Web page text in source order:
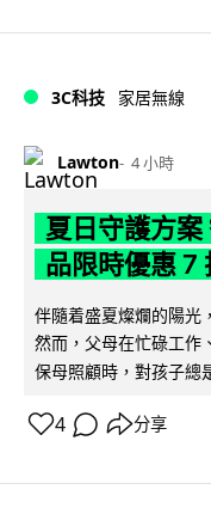
3C科技 家居無線
Lawton 4 小時
夏日守護方
品限時優惠 7
伴隨着盛夏燦爛的陽光
然而，父母在忙碌工作
保母照顧時，對孩子總
4 分享